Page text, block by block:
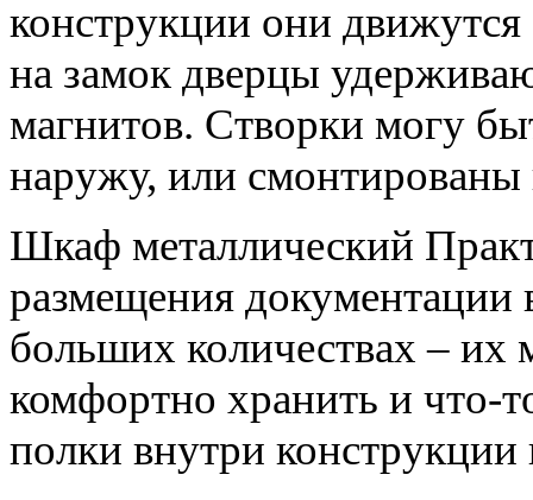
конструкции они
на замок дверцы
магнитов. Створки могу
наружу, или
Шкаф металлический
размещения документации
больших количествах –
комфортно хранить и что-
полки внутри